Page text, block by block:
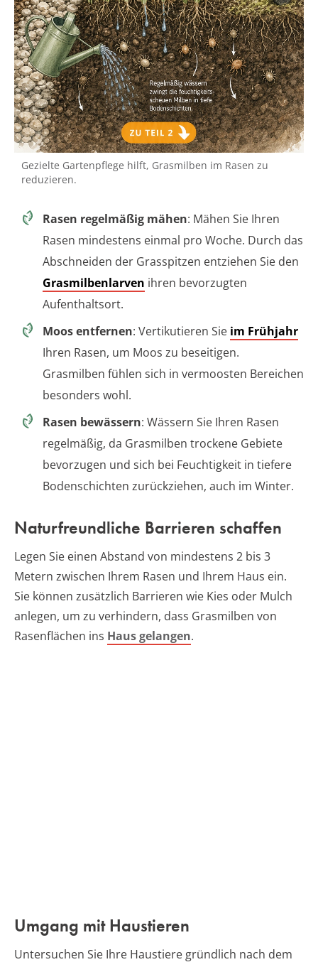
Gezielte Gartenpflege hilft, Grasmilben im Rasen zu
reduzieren.
Rasen regelmäßig mähen: Mähen Sie Ihren
Rasen mindestens einmal pro Woche. Durch das
Abschneiden der Grasspitzen entziehen Sie den
Grasmilbenlarven ihren bevorzugten
Aufenthaltsort.
Moos entfernen: Vertikutieren Sie im Frühjahr
Ihren Rasen, um Moos zu beseitigen.
Grasmilben fühlen sich in vermoosten Bereichen
besonders wohl.
Rasen bewässern: Wässern Sie Ihren Rasen
regelmäßig, da Grasmilben trockene Gebiete
bevorzugen und sich bei Feuchtigkeit in tiefere
Bodenschichten zurückziehen, auch im Winter.
Naturfreundliche Barrieren schaffen
Legen Sie einen Abstand von mindestens 2 bis 3
Metern zwischen Ihrem Rasen und Ihrem Haus ein.
Sie können zusätzlich Barrieren wie Kies oder Mulch
anlegen, um zu verhindern, dass Grasmilben von
Rasenflächen ins Haus gelangen.
Umgang mit Haustieren
Untersuchen Sie Ihre Haustiere gründlich nach dem